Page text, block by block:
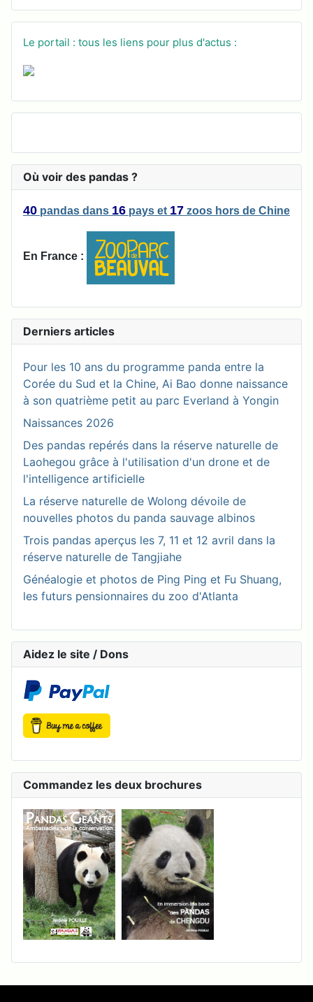
Le portail : tous les liens pour plus d'actus :
Où voir des pandas ?
40 pandas dans 16 pays et 17 zoos hors de Chine
En France :
Derniers articles
Pour les 10 ans du programme panda entre la
Corée du Sud et la Chine, Ai Bao donne naissance
à son quatrième petit au parc Everland à Yongin
Naissances 2026
Des pandas repérés dans la réserve naturelle de
Laohegou grâce à l'utilisation d'un drone et de
l'intelligence artificielle
La réserve naturelle de Wolong dévoile de
nouvelles photos du panda sauvage albinos
Trois pandas aperçus les 7, 11 et 12 avril dans la
réserve naturelle de Tangjiahe
Généalogie et photos de Ping Ping et Fu Shuang,
les futurs pensionnaires du zoo d'Atlanta
Aidez le site / Dons
Commandez les deux brochures